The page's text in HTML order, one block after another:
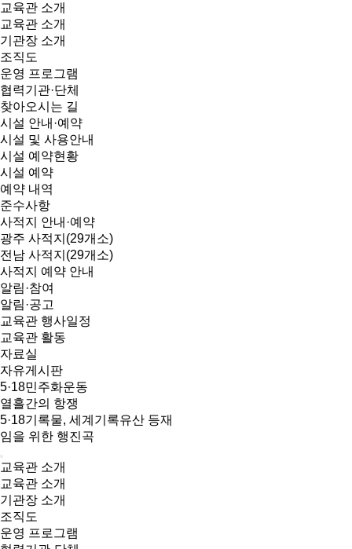
교육관 소개
교육관 소개
기관장 소개
조직도
운영 프로그램
협력기관·단체
찾아오시는 길
시설 안내·예약
시설 및 사용안내
시설 예약현황
시설 예약
예약 내역
준수사항
사적지 안내·예약
광주 사적지(29개소)
전남 사적지(29개소)
사적지 예약 안내
알림·참여
알림·공고
교육관 행사일정
교육관 활동
자료실
자유게시판
5·18민주화운동
열흘간의 항쟁
5·18기록물, 세계기록유산 등재
임을 위한 행진곡
교육관 소개
교육관 소개
기관장 소개
조직도
운영 프로그램